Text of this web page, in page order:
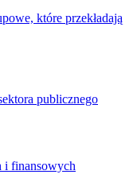
które przekładają
publicznego
i finansowych